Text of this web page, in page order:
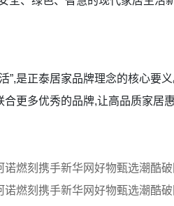
是正泰居家品牌理念的核心要
合更多优秀的品牌,让高品质家居
诺燃刻携手新华网好物甄选潮酷
诺燃刻携手新华网好物甄选潮酷